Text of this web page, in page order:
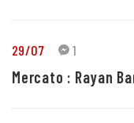
29/07 1
Mercato : Rayan